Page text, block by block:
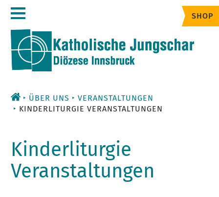
Zum
Inhalt
SHOP
ÜBER UNS
VERANSTALTUNGEN
KINDERLITURGIE VERANSTALTUNGEN
Kinderliturgie
Veranstaltungen